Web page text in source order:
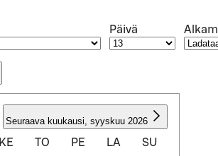
Päivä
ELOKUU 2026
Seuraava kuukausi syyskuu 2026
KE TO PE LA SU